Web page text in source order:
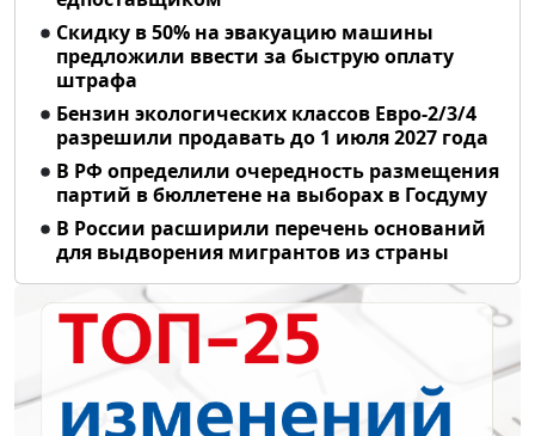
Скидку в 50% на эвакуацию машины
предложили ввести за быструю оплату
штрафа
Бензин экологических классов Евро-2/3/4
разрешили продавать до 1 июля 2027 года
В РФ определили очередность размещения
партий в бюллетене на выборах в Госдуму
В России расширили перечень оснований
для выдворения мигрантов из страны